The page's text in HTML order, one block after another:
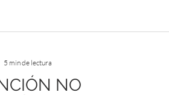
Ejercicio Mujer
NO
5 min de lectura